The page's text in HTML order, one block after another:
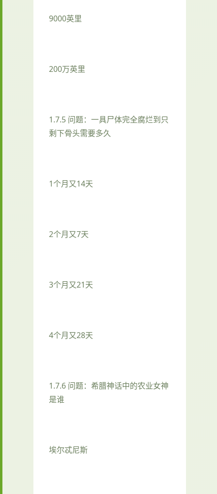
9000英里
200万英里
1.7.5 问题：一具尸体完全腐烂到只
剩下骨头需要多久
1个月又14天
2个月又7天
3个月又21天
4个月又28天
1.7.6 问题：希腊神话中的农业女神
是谁
埃尔忒尼斯